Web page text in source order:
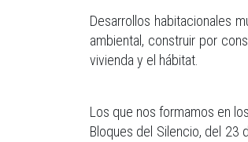
Desarrollos habitacionales
ambiental, construir por
vivienda y el hábitat.
Los que nos formamos en
Bloques del Silencio, del 23